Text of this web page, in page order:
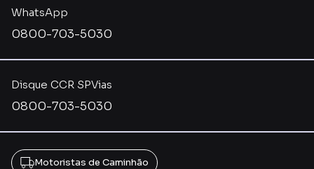
Disque CCR SPVias
0800-703-5030
WhatsApp
0800-703-5030
Motoristas de Caminhão